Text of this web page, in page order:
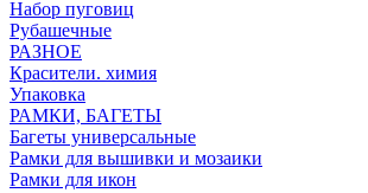
Набор пуговиц
Рубашечные
РАЗНОЕ
Красители. химия
Упаковка
РАМКИ, БАГЕТЫ
Багеты универсальные
Рамки для вышивки и мозаики
Рамки для икон